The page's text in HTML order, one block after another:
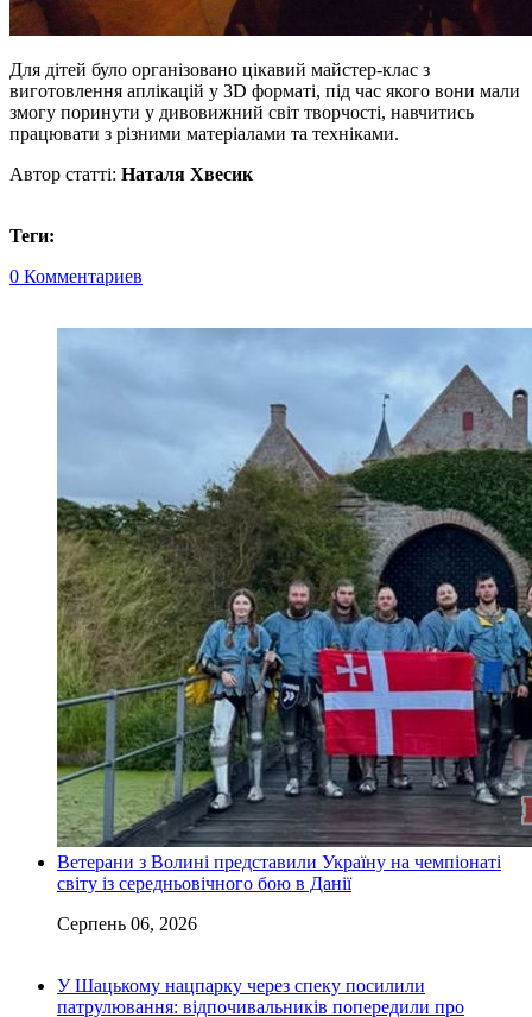
Для дітей було організовано цікавий майстер-клас з
виготовлення аплікацій у 3D форматі, під час якого вони мали
змогу поринути у дивовижний світ творчості, навчитись
працювати з різними матеріалами та техніками.
Автор статті: Наталя Хвесик
Теги:
0 Комментариев
Ветерани з Волині представили Україну на чемпіонаті
світу із середньовічного бою в Данії
Серпень 06, 2026
У Шацькому нацпарку через спеку посилили
патрулювання: відпочивальників попередили про